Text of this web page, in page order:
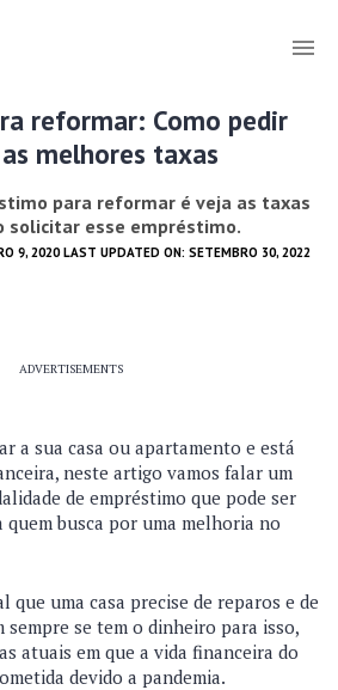
reformar: Como pedir
melhores taxas
para reformar é veja as taxas
solicitar esse empréstimo.
9, 2020 LAST UPDATED ON: SETEMBRO 30, 2022
ADVERTISEMENTS
a sua casa ou apartamento e está
neste artigo vamos falar um
de empréstimo que pode ser
busca por uma melhoria no
que uma casa precise de reparos e de
sempre se tem o dinheiro para isso,
atuais em que a vida financeira do
devido a pandemia.